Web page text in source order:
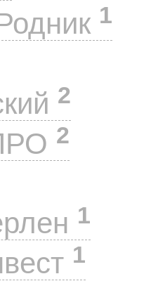
1
2
2
1
1